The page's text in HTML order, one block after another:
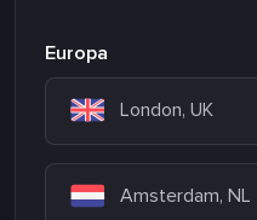
Europa
London, UK
Amsterdam, NL